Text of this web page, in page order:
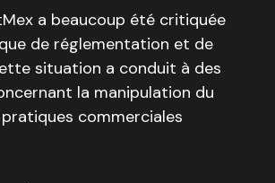
a beaucoup été critiquée
de réglementation et de
situation a conduit à des
la manipulation du
commerciales